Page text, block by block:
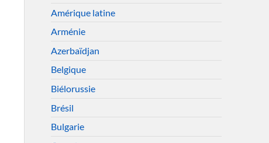
Amérique latine
Arménie
Azerbaïdjan
Belgique
Biélorussie
Brésil
Bulgarie